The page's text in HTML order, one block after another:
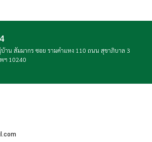
าน สัมมากร ซอย รามคำแหง 110 ถนน สุขาภิบาล 3
ฯ 10240